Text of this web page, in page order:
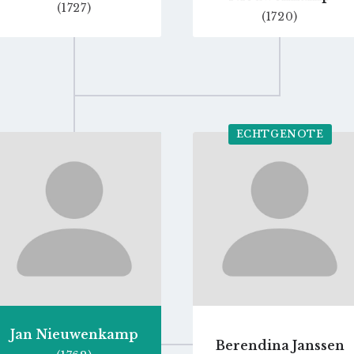
(1727)
(1720)
profile
page
Jan Nieuwenkamp
ECHTGENOTE
Go
profile
page
Berendina Janssen